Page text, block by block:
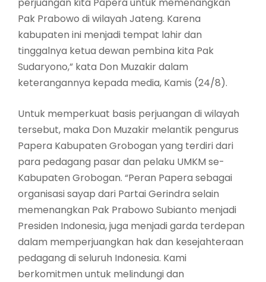
Pak Prabowo di wilayah Jateng. Karena
kabupaten ini menjadi tempat lahir dan
tinggalnya ketua dewan pembina kita Pak
Sudaryono,” kata Don Muzakir dalam
keterangannya kepada media, Kamis (24/8).
Untuk memperkuat basis perjuangan di wilayah
tersebut, maka Don Muzakir melantik pengurus
Papera Kabupaten Grobogan yang terdiri dari
para pedagang pasar dan pelaku UMKM se-
Kabupaten Grobogan. “Peran Papera sebagai
organisasi sayap dari Partai Gerindra selain
memenangkan Pak Prabowo Subianto menjadi
Presiden Indonesia, juga menjadi garda terdepan
dalam memperjuangkan hak dan kesejahteraan
pedagang di seluruh Indonesia. Kami
berkomitmen untuk melindungi dan